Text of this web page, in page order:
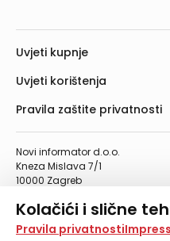
Kolačići i slične
Na našoj web stranici
Pravila privatnosti
Novi informator d.o.o.
Kneza Mislava 7/1
10000 Zagreb
Telefaks: 01/4612-553
info@informator.hr
Uvjeti kupnje
Uvjeti korištenja
Pravila zaštite privatnosti